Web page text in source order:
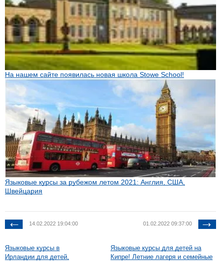
На нашем сайте появилась новая школа Stowe School!
Языковые курсы за рубежом летом 2021: Англия, США,
Швейцария
14.02.2022 19:04:00
Языковые курсы в
Ирландии для детей,
01.02.2022 09:37:00
Языковые курсы для детей на
Кипре! Летние лагеря и семейные